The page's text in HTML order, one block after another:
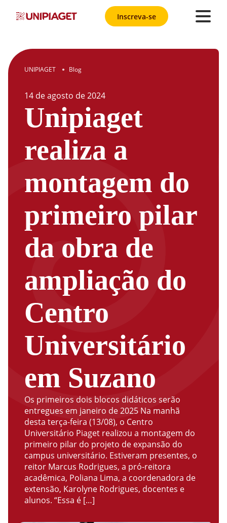
Inscreva-se
UNIPIAGET ● Blog
14 deagosto de2024
Unipiaget
realiza a
montagem do
primeiro pilar
da obra de
ampliação do
Centro
Universitário
em Suzano
Os primeiros dois blocos didáticos serão
entregues em janeiro de 2025 Na manhã
desta terça-feira (13/08), o Centro
Universitário Piaget realizou a montagem do
primeiro pilar do projeto de expansão do
campus universitário. Estiveram presentes, o
reitor Marcus Rodrigues, a pró-reitora
acadêmica, Poliana Lima, a coordenadora de
extensão, Karolyne Rodrigues, docentes e
alunos. “Essa é […]